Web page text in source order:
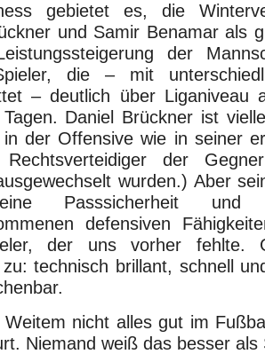
gebietet es, die
und Samir Benamar als
der
die – mit
– deutlich über Liganiveau
Daniel Brückner ist
in der Offensive wie in seiner
der
wurden.) Aber
Passsicherheit und
defensiven
der uns vorher fehlte.
technisch brillant, schnell
nicht alles gut im
Niemand weiß das besser